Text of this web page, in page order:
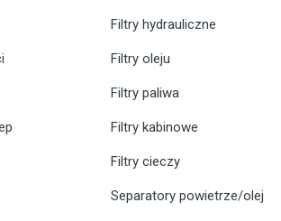
Filtry hydrauliczne
Filtry oleju
Filtry paliwa
Filtry kabinowe
Filtry cieczy
Separatory powietrze/olej